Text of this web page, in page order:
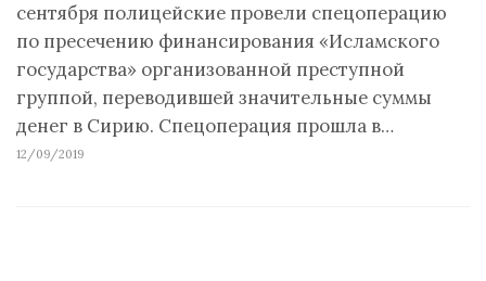
сентября полицейские провели спецоперацию
по пресечению финансирования «Исламского
государства» организованной преступной
группой, переводившей значительные суммы
денег в Сирию. Спецоперация прошла в…
12/09/2019